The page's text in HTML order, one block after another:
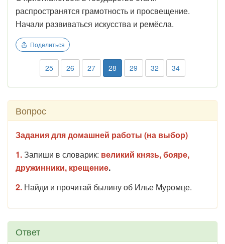
распространятся грамотность и просвещение.
Начали развиваться искусства и ремёсла.
Поделиться
25 26 27 28 29 32 34
Вопрос
Задания для домашней работы (на выбор)
1.Запиши в словарик: великий князь, бояре,
дружинники, крещение.
2. Найди и прочитай былину об Илье Муромце.
Ответ